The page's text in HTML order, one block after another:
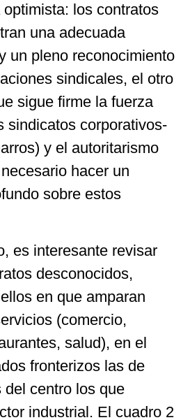
los contratos
una adecuada
un pleno reconocimiento
sindicales, el otro
sigue firme la fuerza
sindicatos corporativos-
y el autoritarismo
hacer un
sobre estos
es interesante revisar
desconocidos,
en que amparan
(comercio,
salud), en el
fronterizos las de
del centro los que
industrial. El cuadro 2